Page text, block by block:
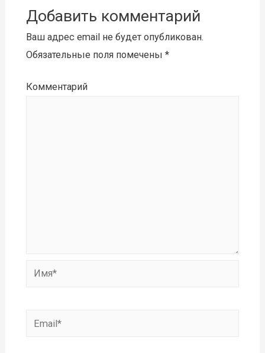
Добавить комментарий
Ваш адрес email не будет опубликован.
Обязательные поля помечены *
Комментарий
Имя*
Email*